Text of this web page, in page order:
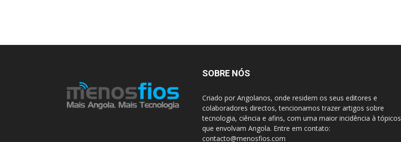
SOBRE NÓS
Criado por Angolanos, onde residem os seus editores e
colaboradores directos, tencionamos trazer artigos sobre
tecnologia, ciência e afins, com uma maior incidência à tópicos
que envolvam Angola. Entre em contato:
contacto@menosfios.com